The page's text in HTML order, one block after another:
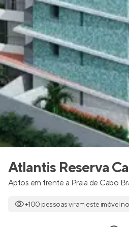
Atlantis Reserva
Aptos em frente a Praia de Cabo
+100 pessoas viram este imóvel